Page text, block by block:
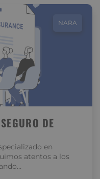
NARA
DE
en
atentos a los